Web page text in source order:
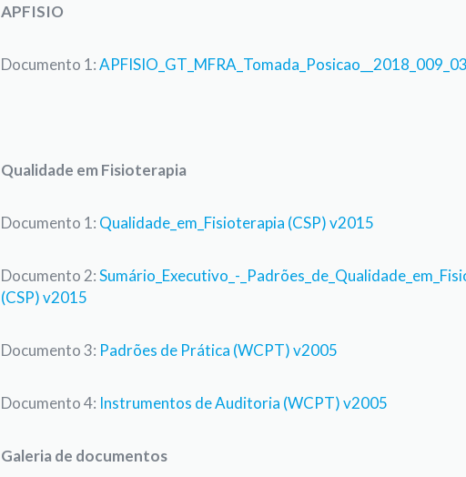
APFISIO
Documento 1:
Qualidade em Fisioterapia
Documento 1: Qualidade_em_Fisioterapia (CSP) v2015
Documento 2:Sumário_Executivo_-
(CSP) v2015
Documento 3: Padrões de Prática (WCPT) v2005
Documento 4: Instrumentos de Auditoria (WCPT) v2005
Galeria de documentos